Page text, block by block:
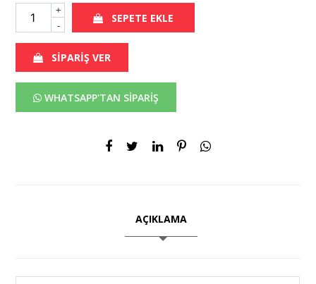
+
-
SEPETE EKLE
SİPARİŞ VER
WHATSAPP'TAN SİPARİŞ
AÇIKLAMA